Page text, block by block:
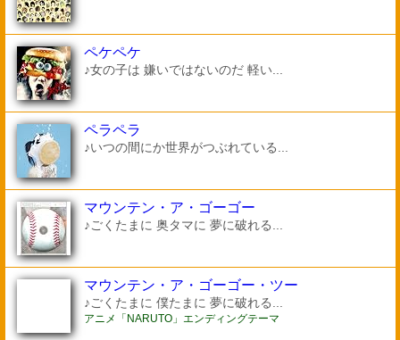
ペケペケ
♪女の子は 嫌いではないのだ 軽い...
ペラペラ
♪いつの間にか世界がつぶれている...
マウンテン・ア・ゴーゴー
♪ごくたまに 奥タマに 夢に破れる...
マウンテン・ア・ゴーゴー・ツー
♪ごくたまに 僕たまに 夢に破れる...
アニメ「NARUTO」エンディングテーマ